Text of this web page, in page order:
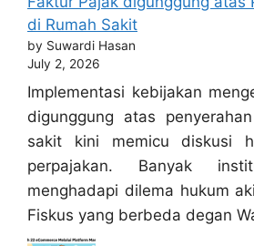
di Rumah Sakit
by Suwardi Hasan
July 2, 2026
Implementasi kebijakan
digunggung atas
sakit kini memicu diskusi
perpajakan. Banyak
menghadapi dilema hukum
Fiskus yang berbeda degan